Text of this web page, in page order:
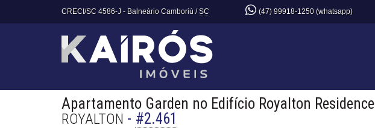
CRECI/SC 4586-J - Balneário Camboriú /SC (47) 99918-1250 (whatsapp)
Apartamento Garden no Edifício Royalton Residence
ROYALTON - #2.461